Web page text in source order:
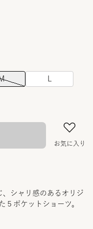
お気に入り
シャリ感のあるオリジ
５ポケットショーツ。